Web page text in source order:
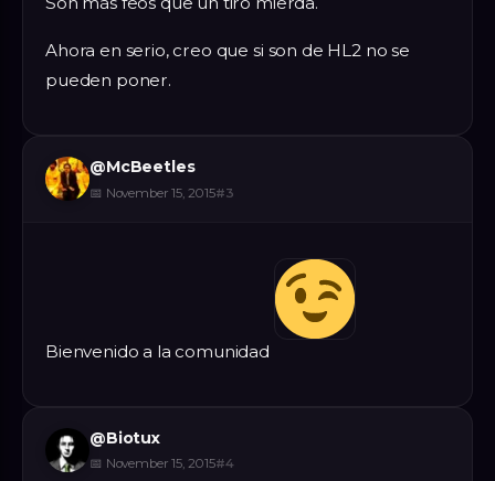
Ahora en serio, creo que si son de HL2 no se
pueden poner.
@McBeetles
📅 November 15, 2015#3
Bienvenido a la comunidad
@Biotux
📅 November 15, 2015#4